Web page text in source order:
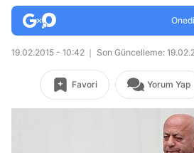
19.02.2015 - 10:42 Son Güncelleme:
Favori Yorum Yap